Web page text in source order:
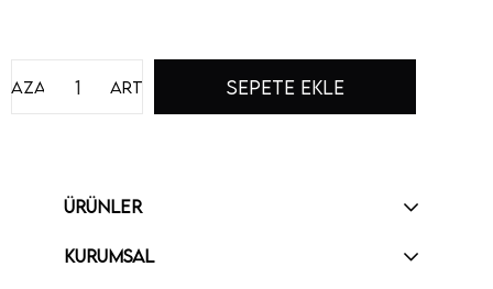
Artır
Azalt
ÜRÜNLER
KURUMSAL